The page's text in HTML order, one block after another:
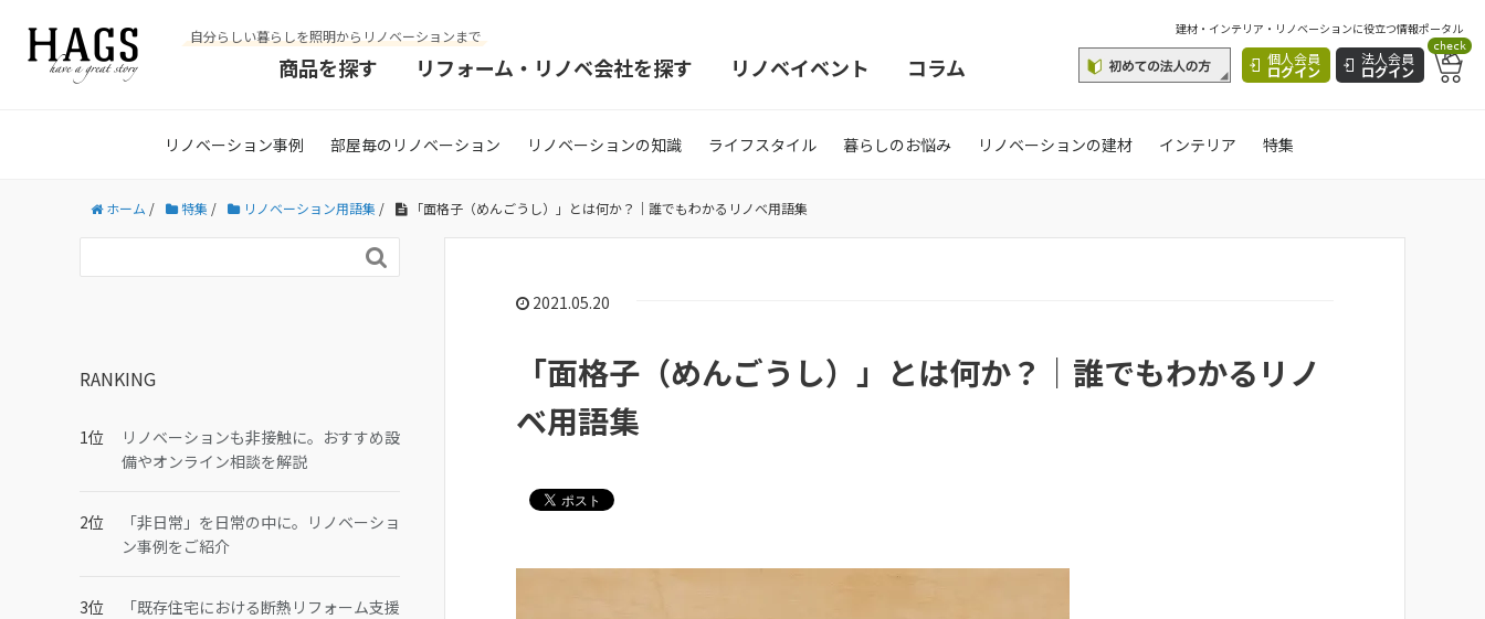
自分らしい暮らしを照明からリノベーションまで
商品を探す リフォーム・リノベ会社を探す リノベイベント コラム
建材・インテリア・リノベーションに役立つ情報ポータル
個人会員
ログイン
法人会員
ログイン
check
リノベーション事例 部屋毎のリノベーション リノベーションの知識 ライフスタイル 暮らしのお悩み リノベーションの建材 インテリア 特集
ホーム / 特集 / リノベーション用語集 / 「面格子（めんごうし）」とは何か？｜誰でもわかるリノベ用語集
2021.05.20
「面格子（めんごうし）」とは何か？｜誰でもわかるリノ
ベ用語集

RANKING
リノベーションも非接触に。おすすめ設
備やオンライン相談を解説
「非日常」を日常の中に。リノベーショ
ン事例をご紹介
「既存住宅における断熱リフォーム支援